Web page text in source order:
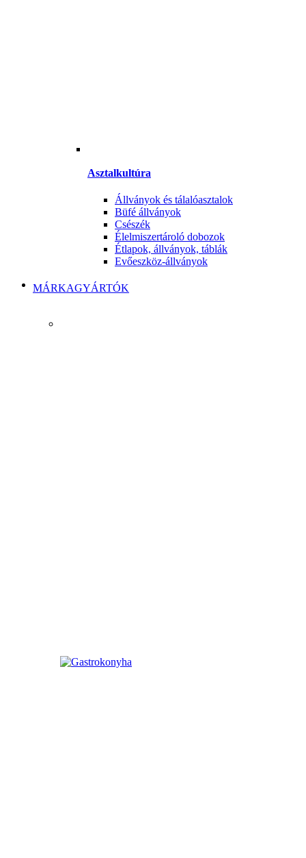
Asztalkultúra
Állványok és tálalóasztalok
Büfé állványok
Csészék
Élelmiszertároló dobozok
Étlapok, állványok, táblák
Evőeszköz-állványok
MÁRKAGYÁRTÓK